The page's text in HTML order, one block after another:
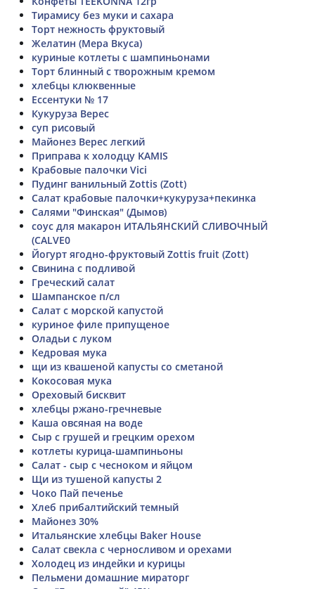
Тирамису без муки и сахара
Торт нежность фруктовый
Желатин (Мера Вкуса)
куриные котлеты с шампиньонами
Торт блинный с творожным кремом
хлебцы клюквенные
Ессентуки № 17
Кукуруза Верес
суп рисовый
Майонез Верес легкий
Приправа к холодцу KAMIS
Крабовые палочки Vici
Пудинг ванильный Zottis (Zott)
Салат крабовые палочки+кукуруза+пекинка
Салями "Финская" (Дымов)
соус для макарон ИТАЛЬЯНСКИЙ СЛИВОЧНЫЙ
(CALVE0
Йогурт ягодно-фруктовый Zottis fruit (Zott)
Свинина с подливой
Греческий салат
Шампанское п/сл
Салат с морской капустой
куриное филе припущеное
Оладьи с луком
Кедровая мука
щи из квашеной капусты со сметаной
Кокосовая мука
Ореховый бисквит
хлебцы ржано-гречневые
Каша овсяная на воде
Сыр с грушей и грецким орехом
котлеты курица-шампиньоны
Салат - сыр с чесноком и яйцом
Щи из тушеной капусты 2
Чоко Пай печенье
Хлеб прибалтийский темный
Майонез 30%
Итальянские хлебцы Baker House
Салат свекла с черносливом и орехами
Холодец из индейки и курицы
Пельмени домашние мираторг